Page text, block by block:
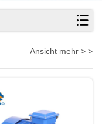
Ansicht mehr > >